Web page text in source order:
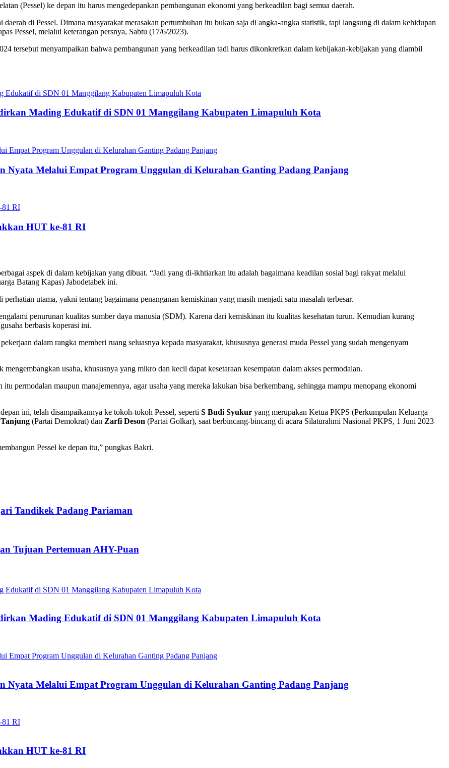
(Pessel) ke depan itu harus mengedepankan pembangunan ekonomi yang berkeadilan bagi semua daerah.
di Pessel. Dimana masyarakat merasakan pertumbuhan itu bukan saja di angka-angka statistik, tapi langsung di dalam kehidupan
Pessel, melalui keterangan persnya, Sabtu (17/6/2023).
tersebut menyampaikan bahwa pembangunan yang berkeadilan tadi harus dikonkretkan dalam kebijakan-kebijakan yang diambil
Mading Edukatif di SDN 01 Manggilang Kabupaten Limapuluh Kota
Nyata Melalui Empat Program Unggulan di Kelurahan Ganting Padang Panjang
HUT ke-81 RI
aspek di dalam kebijakan yang dibuat. “Jadi yang di-ikhtiarkan itu adalah bagaimana keadilan sosial bagi rakyat melalui
Batang Kapas) Jabodetabek ini.
utama, yakni tentang bagaimana penanganan kemiskinan yang masih menjadi satu masalah terbesar.
penurunan kualitas sumber daya manusia (SDM). Karena dari kemiskinan itu kualitas kesehatan turun. Kemudian kurang
berbasis koperasi ini.
dalam rangka memberi ruang seluasnya kepada masyarakat, khususnya generasi muda Pessel yang sudah mengenyam
usaha, khususnya yang mikro dan kecil dapat kesetaraan kesempatan dalam akses permodalan.
permodalan maupun manajemennya, agar usaha yang mereka lakukan bisa berkembang, sehingga mampu menopang ekonomi
ini, telah disampaikannya ke tokoh-tokoh Pessel, seperti S Budi Syukur yang merupakan Ketua PKPS (Perkumpulan Keluarga
(Partai Demokrat) dan Zarfi Deson (Partai Golkar), saat berbincang-bincang di acara Silaturahmi Nasional PKPS, 1 Juni 2023
Pessel ke depan itu,” pungkas Bakri.
Tandikek Padang Pariaman
Tujuan Pertemuan AHY-Puan
Mading Edukatif di SDN 01 Manggilang Kabupaten Limapuluh Kota
Nyata Melalui Empat Program Unggulan di Kelurahan Ganting Padang Panjang
HUT ke-81 RI